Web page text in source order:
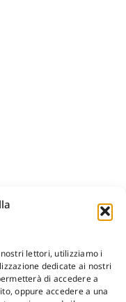
lettori, utilizziamo i
dedicate ai nostri
di accedere a
oppure accedere a una